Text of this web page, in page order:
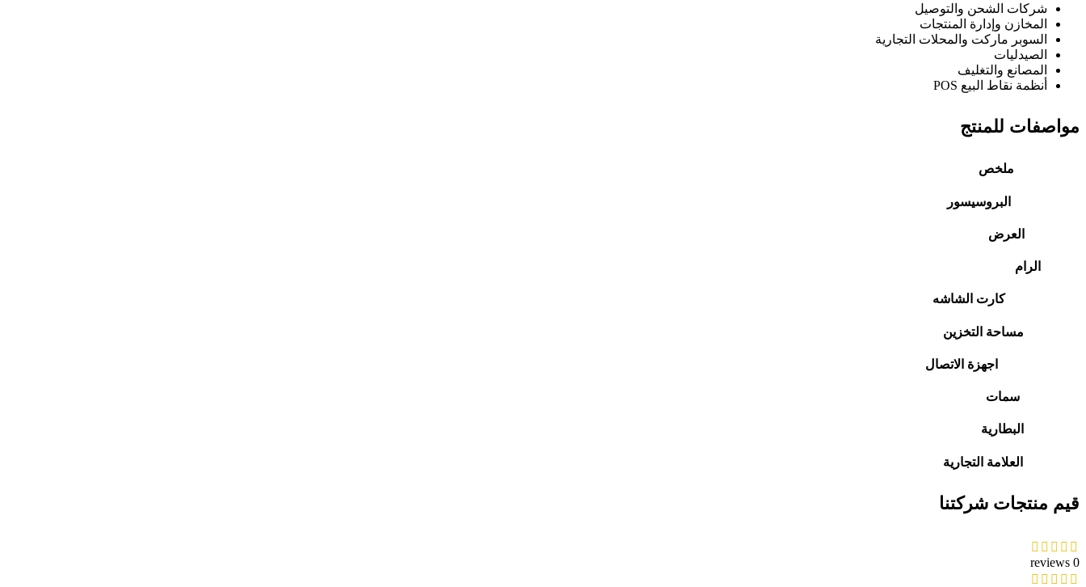
شركات الشحن والتوصيل
المخازن وإدارة المنتجات
السوبر ماركت والمحلات التجارية
الصيدليات
المصانع والتغليف
أنظمة نقاط البيع POS
مواصفات للمنتج
ملخص
البروسيسور
العرض
الرام
كارت الشاشه
مساحة التخزين
اجهزة الاتصال
سمات
البطارية
العلامة التجارية
قيم منتجات شركتنا
0 reviews